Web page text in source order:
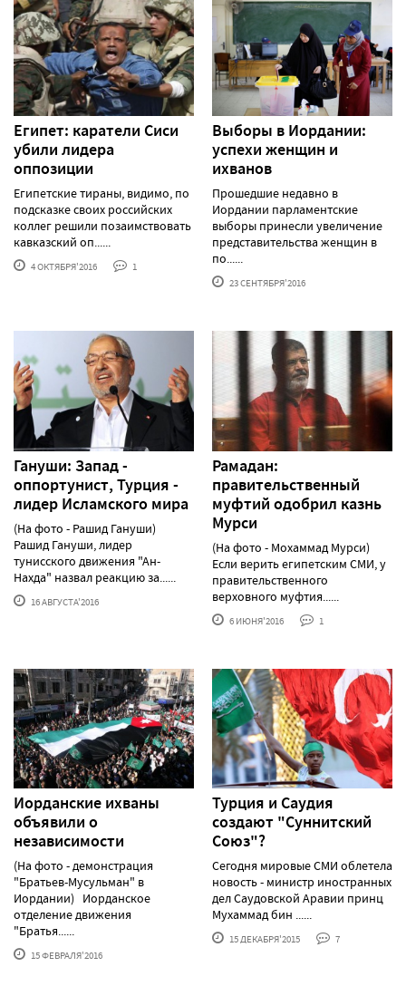
Египет: каратели Сиси
убили лидера
оппозиции
Египетские тираны, видимо, по
подсказке своих российских
коллег решили позаимствовать
кавказский оп......
4 ОКТЯБРЯ'2016 1
Выборы в Иордании:
успехи женщин и
ихванов
Прошедшие недавно в
Иордании парламентские
выборы принесли увеличение
представительства женщин в
по......
23 СЕНТЯБРЯ'2016
Гануши: Запад -
оппортунист, Турция -
лидер Исламского мира
(На фото - Рашид Гануши)
Рашид Гануши, лидер
тунисского движения "Ан-
Нахда" назвал реакцию за......
16 АВГУСТА'2016
Рамадан:
правительственный
муфтий одобрил казнь
Мурси
(На фото - Мохаммад Мурси)
Если верить египетским СМИ, у
правительственного
верховного муфтия......
6 ИЮНЯ'2016 1
Иорданские ихваны
объявили о
независимости
(На фото - демонстрация
"Братьев-Мусульман" в
Иордании) Иорданское
отделение движения
"Братья......
15 ФЕВРАЛЯ'2016
Турция и Саудия
создают "Суннитский
Союз"?
Сегодня мировые СМИ облетела
новость - министр иностранных
дел Саудовской Аравии принц
Мухаммад бин ......
15 ДЕКАБРЯ'2015 7